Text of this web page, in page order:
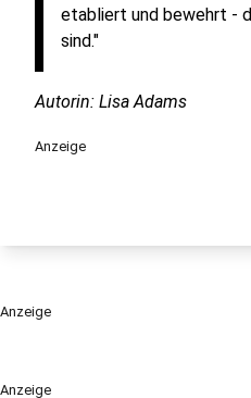
Anzeige
etabliert und bewehrt -
sind."
Autorin: Lisa Adams
Anzeige
Anzeige